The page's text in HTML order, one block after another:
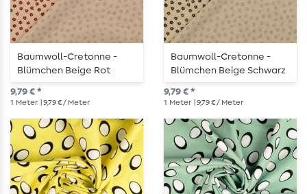
Baumwoll-Cretonne -
Blümchen Beige Rot
9,79 € *
1 Meter | 9,79 € / Meter
Baumwoll-Cretonne -
Blümchen Beige Schwarz
9,79 € *
1 Meter | 9,79 € / Meter